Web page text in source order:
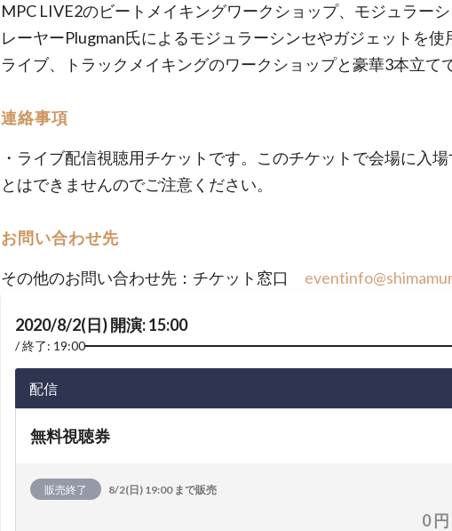
MPC LIVE2のビートメイキングワークショップ、モジュラー
レーヤーPlugman氏によるモジュラーシンセやガジェットを使
ライブ、トラックメイキングのワークショップと豪華3本立て
連絡事項
・ライブ配信視聴用チケットです。このチケットで会場に入場
とはできませんのでご注意ください。
お問い合わせ先
その他のお問い合わせ先：チケット窓口
2020/8/2(日) 開演: 15:00
終了: 19:00
配信
無料視聴券
販売終了 8/2(日) 19:00 まで販売
0 円